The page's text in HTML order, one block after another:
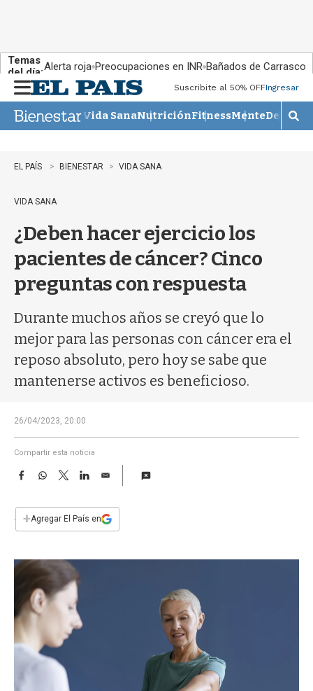
Temas
del día:Alerta roja Preocupaciones en INR Bañados de Carrasco
n
u
Suscribite al 50% OFFIngresar
Vida SanaNutriciónFitnessMente
M
o
EL PAÍS BIENESTAR VIDA SANA
VIDA SANA
¿Deben hacer ejercicio los
pacientes de cáncer? Cinco
preguntas con respuesta
Durante muchos años se creyó que lo
mejor para las personas con cáncer era el
reposo absoluto, pero hoy se sabe que
mantenerse activos es beneficioso.
26/04/2023, 20:00
Compartir esta noticia
F
e
b
k
W
s
p
T
w
t
L
E
i
l
+Agregar El País en